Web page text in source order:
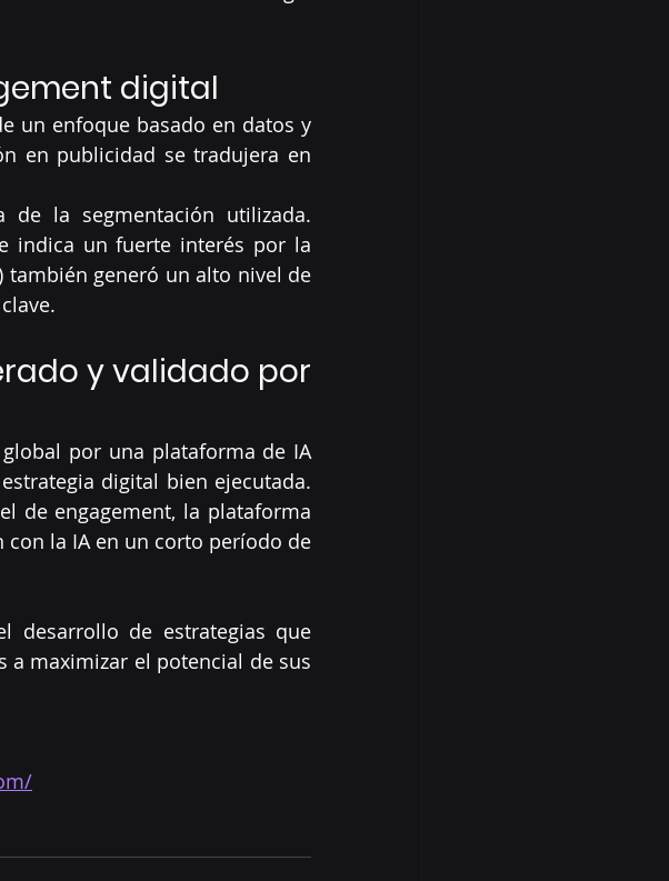
digital
un enfoque basado en datos y
en publicidad se tradujera en
de la segmentación utilizada.
indica un fuerte interés por la
también generó un alto nivel de
y validado por
por una plataforma de IA
digital bien ejecutada.
de engagement, la plataforma
la IA en un corto período de
desarrollo de estrategias que
a maximizar el potencial de sus